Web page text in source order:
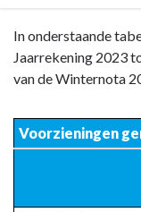
Terug
naar
navigatie
Financieel
In onderstaande
Jaarrekening 2023
van de Winternota
Voorzieningen